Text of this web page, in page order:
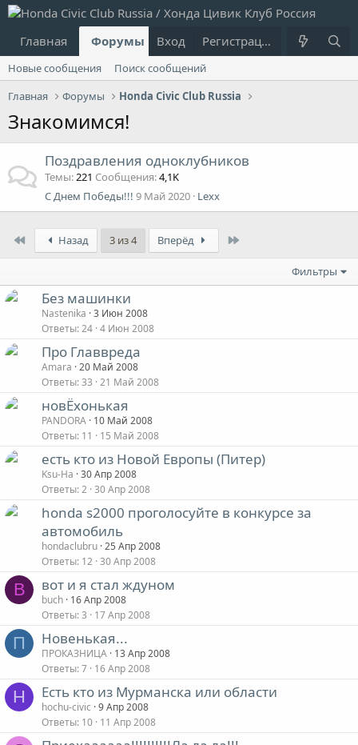
Главная Форумы Что нового?
Вход Регистрация
Новые сообщения
Поиск сообщений
Главная
Форумы Honda Civic Club Russia
Знакомимся!
Поздравления одноклубников
Темы 221 Сообщения 4,1K
С Днем Победы!!! 9 Май 2020 Lexx
Назад 3 из 4 Вперёд
Фильтры
Без машинки
Nastenika 3 Июн 2008
Ответы 24 4 Июн 2008
Про Главвреда
Amara 20 Май 2008
Ответы 33 21 Май 2008
новЁхонькая
PANDORA 10 Май 2008
Ответы 11 15 Май 2008
есть кто из Новой Европы (Питер)
Ksu-Ha 30 Апр 2008
Ответы 2 30 Апр 2008
honda s2000 проголосуйте в конкурсе за
автомобиль
hondaclubru 25 Апр 2008
Ответы 12 30 Апр 2008
B вот и я стал ждуном
buch 16 Апр 2008
Ответы 3 17 Апр 2008
П Новенькая...
ПРОКАЗНИЦА 13 Апр 2008
Ответы 7 16 Апр 2008
H Есть кто из Мурманска или области
hochu-civic 9 Апр 2008
Ответы 10 11 Апр 2008